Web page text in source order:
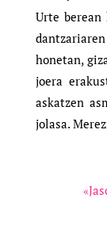
Urte
honetan,
joera
askatzen
jolasa.